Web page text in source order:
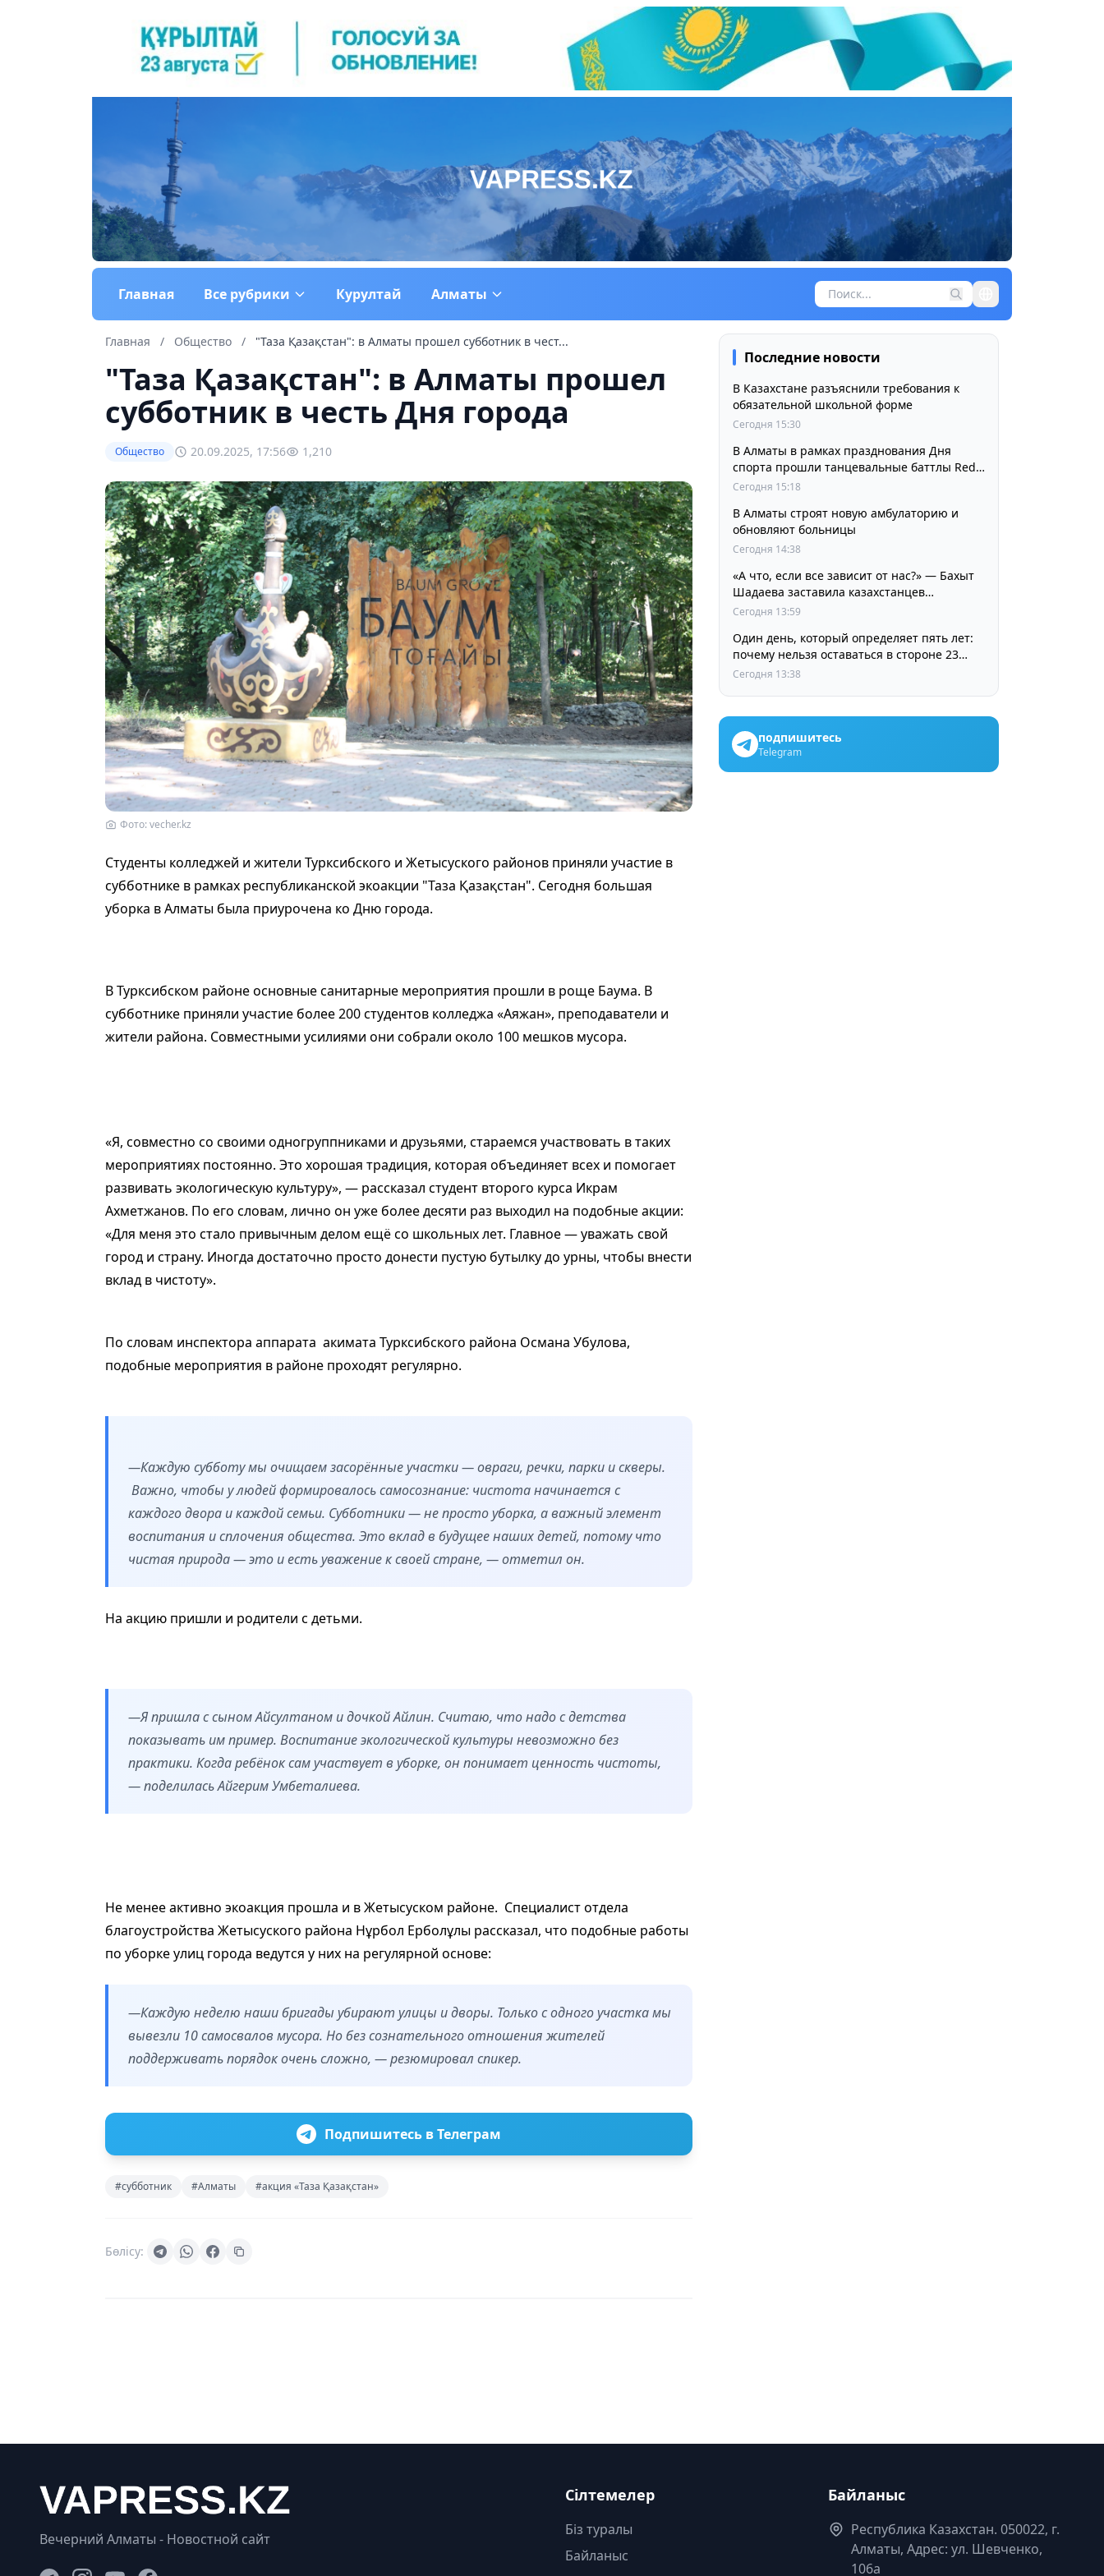
Главная Все рубрики Курултай Алматы
Главная / Общество / "Таза Қазақстан": в Алматы прошел субботник в чест...
"Таза Қазақстан": в Алматы прошел
субботник в честь Дня города
Общество 20.09.2025, 17:56 1,210
Фото: vecher.kz
Студенты колледжей и жители Турксибского и Жетысуского районов приняли участие в
субботнике в рамках республиканской экоакции "Таза Қазақстан". Сегодня большая
уборка в Алматы была приурочена ко Дню города.
В Турксибском районе основные санитарные мероприятия прошли в роще Баума. В
субботнике приняли участие более 200 студентов колледжа «Аяжан», преподаватели и
жители района. Совместными усилиями они собрали около 100 мешков мусора.
«Я, совместно со своими одногруппниками и друзьями, стараемся участвовать в таких
мероприятиях постоянно. Это хорошая традиция, которая объединяет всех и помогает
развивать экологическую культуру», — рассказал студент второго курса Икрам
Ахметжанов. По его словам, лично он уже более десяти раз выходил на подобные акции:
«Для меня это стало привычным делом ещё со школьных лет. Главное — уважать свой
город и страну. Иногда достаточно просто донести пустую бутылку до урны, чтобы внести
вклад в чистоту».
По словам инспектора аппарата акимата Турксибского района Османа Убулова,
подобные мероприятия в районе проходят регулярно.
—Каждую субботу мы очищаем засорённые участки — овраги, речки, парки и скверы.
Важно, чтобы у людей формировалось самосознание: чистота начинается с
каждого двора и каждой семьи. Субботники — не просто уборка, а важный элемент
воспитания и сплочения общества. Это вклад в будущее наших детей, потому что
чистая природа — это и есть уважение к своей стране, — отметил он.
На акцию пришли и родители с детьми.
—Я пришла с сыном Айсултаном и дочкой Айлин. Считаю, что надо с детства
показывать им пример. Воспитание экологической культуры невозможно без
практики. Когда ребёнок сам участвует в уборке, он понимает ценность чистоты,
— поделилась Айгерим Умбеталиева.
Не менее активно экоакция прошла и в Жетысуском районе. Специалист отдела
благоустройства Жетысуского района Нұрбол Ерболұлы рассказал, что подобные работы
по уборке улиц города ведутся у них на регулярной основе:
—Каждую неделю наши бригады убирают улицы и дворы. Только с одного участка мы
вывезли 10 самосвалов мусора. Но без сознательного отношения жителей
поддерживать порядок очень сложно, — резюмировал спикер.
Подпишитесь в Телеграм
#субботник #Алматы #акция «Таза Қазақстан»
Бөлісу:
Последние новости
В Казахстане разъяснили требования к
обязательной школьной форме
Сегодня 15:30
В Алматы в рамках празднования Дня
спорта прошли танцевальные баттлы Red
Bull Dance Your Style
Сегодня 15:18
В Алматы строят новую амбулаторию и
обновляют больницы
Сегодня 14:38
«А что, если все зависит от нас?» — Бахыт
Шадаева заставила казахстанцев
остановиться и задуматься
Сегодня 13:59
Один день, который определяет пять лет:
почему нельзя оставаться в стороне 23
августа
Сегодня 13:38
подпишитесь
Telegram
Вечерний Алматы - Новостной сайт
Сілтемелер
Біз туралы
Байланыс
Байланыс
Республика Казахстан. 050022, г.
Алматы, Адрес: ул. Шевченко,
106а